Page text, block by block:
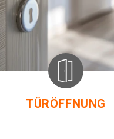
TÜRÖFFNUNG